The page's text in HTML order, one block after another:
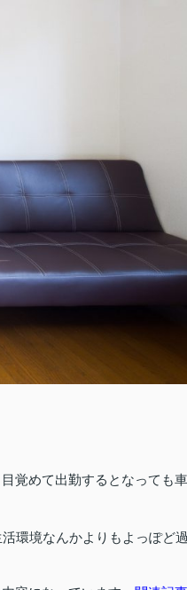
覚めて出勤するとなっても車
環境なんかよりもよっぽど過